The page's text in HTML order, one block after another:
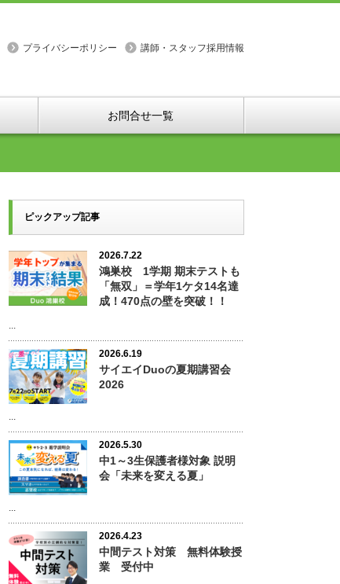
プライバシーポリシー 講師・スタッフ採用情報
お問合せ一覧
ピックアップ記事
2026.7.22
鴻巣校 1学期 期末テストも
「無双」＝学年1ケタ14名達
成！470点の壁を突破！！
...
2026.6.19
サイエイDuoの夏期講習会
2026
...
2026.5.30
中1～3生保護者様対象 説明
会「未来を変える夏」
...
2026.4.23
中間テスト対策 無料体験授
業 受付中